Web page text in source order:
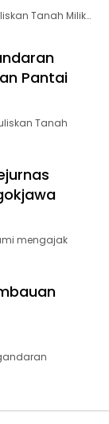
Tanah Milik…
Pantai
Tanah
mengajak